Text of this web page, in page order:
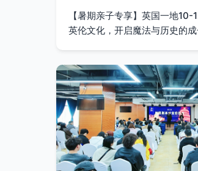
【暑期亲子专享】英国一地10-
英伦文化，开启魔法与历史的